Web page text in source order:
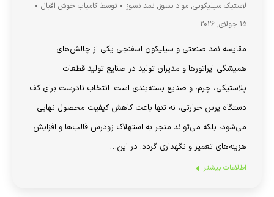
لاستیک سیلیکونی, مواد نسوز, نمد نسوز توسط کامیاب خوش اقبال
15 جولای, 2026
مقایسه نمد صنعتی و سیلیکون اسفنجی یکی از چالش‌های
همیشگی اپراتورها و مدیران تولید در صنایع تولید قطعات
پلاستیکی، چرم، و صنایع بسته‌بندی است. انتخاب نادرست برای کف
دستگاه پرس حرارتی، نه تنها باعث کاهش کیفیت محصول نهایی
می‌شود، بلکه می‌تواند منجر به استهلاک زودرس قالب‌ها و افزایش
هزینه‌های تعمیر و نگهداری گردد. در این…
اطلاعات بیشتر